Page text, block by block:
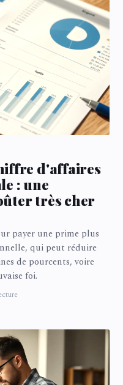
d'affaires
: une
très cher
payer une prime plus
qui peut réduire
de pourcents, voire
foi.